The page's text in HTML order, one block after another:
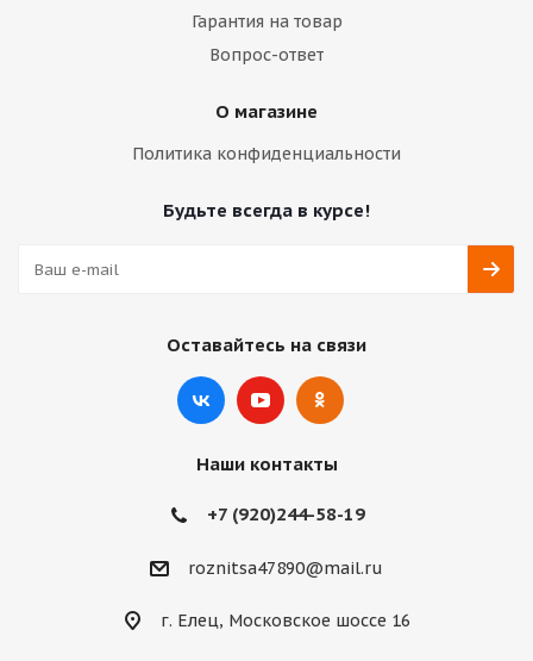
Гарантия на товар
Вопрос-ответ
О магазине
Политика конфиденциальности
Будьте всегда в курсе!
Оставайтесь на связи
Наши контакты
+7 (920)244-58-19
roznitsa47890@mail.ru
г. Елец, Московское шоссе 16